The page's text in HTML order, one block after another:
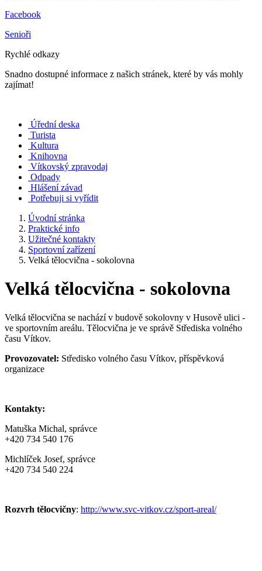
Facebook
Senioři
Rychlé odkazy
Snadno dostupné informace z našich stránek, které by vás mohly
zajímat!
Úřední deska
Turista
Kultura
Knihovna
Vítkovský zpravodaj
Odpady
Hlášení závad
Potřebuji si vyřídit
Úvodní stránka
Praktické info
Užitečné kontakty
Sportovní zařízení
Velká tělocvična - sokolovna
Velká tělocvična - sokolovna
Velká tělocvična se nachází v budově sokolovny v Husově ulici -
ve sportovním areálu. Tělocvična je ve správě Střediska volného
času Vítkov.
Provozovatel: Středisko volného času Vítkov, příspěvková
organizace
Kontakty:
Matuška Michal, správce
+420 734 540 176
Michlíček Josef, správce
+420 734 540 224
Rozvrh tělocvičny: http://www.svc-vitkov.cz/sport-areal/